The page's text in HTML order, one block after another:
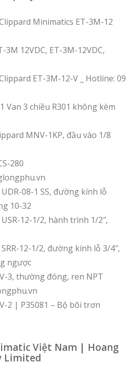
Minimatics ET-3M-12
12VDC, ET-3M-12VDC,
ET-3M-12-V _ Hotline: 09
Van 3 chiều R301 không kèm
MNV-1KP, đầu vào 1/8
280
08-1 SS, đường kính lỗ
10-32
12-1/2, hành trình 1/2″,
12-1/2, đường kính lỗ 3/4″,
ngược
3, thường đóng, ren NPT
2 | P35081 – Bộ bôi trơn
Việt Nam | Hoang
Limited